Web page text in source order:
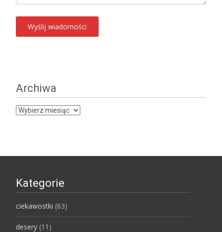
Archiwa
Archiwa
Kategorie
ciekawostki (63)
desery (11)